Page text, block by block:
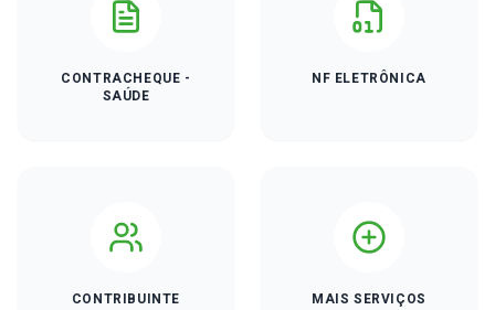
CONTRACHEQUE -
SAÚDE
NF ELETRÔNICA
CONTRIBUINTE MAIS SERVIÇOS